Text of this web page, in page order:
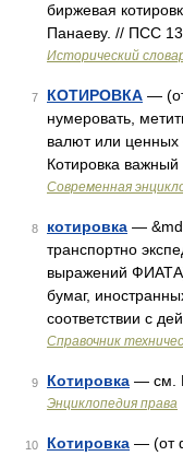
биржевая
Панаеву. // ПСС 13
Исторический
7 КОТИРОВКА —
нумеровать,
валют или ценных
Котировка
Современная
8 котировка —
транспортно
выражений
бумаг,
соответствии с
Справочник
9 Котировка — см.
Энциклопедия права
10 Котировка — (от